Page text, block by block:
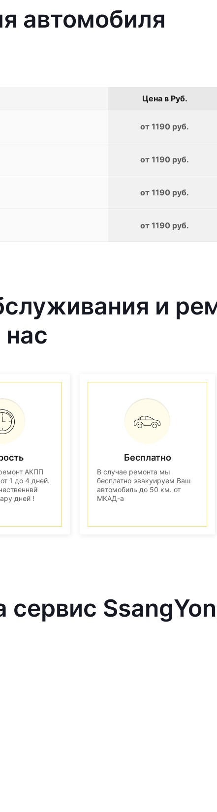
автомобиля
Цена в Руб.
от 1190 руб.
от 1190 руб.
от 1190 руб.
от 1190 руб.
и
АКПП
1 до 4 дней.
дней !
Бесплатно
В случае ремонта мы
бесплатно эвакуируем Ваш
автомобиль до 50 км. от
МКАД-а